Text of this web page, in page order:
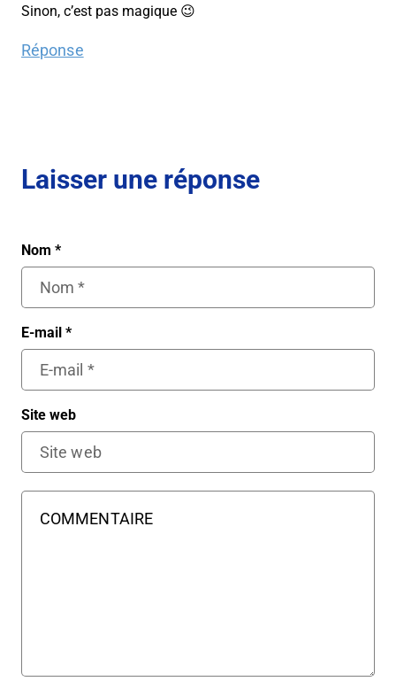
Sinon, c’est pas magique 😉
Réponse
Laisser une réponse
Nom *
E-mail *
Site web